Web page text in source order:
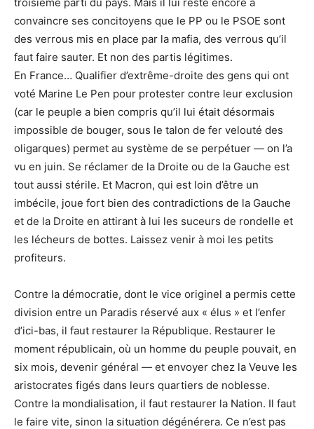
convaincre ses concitoyens que le PP ou le PSOE sont
des verrous mis en place par la mafia, des verrous qu’il
faut faire sauter. Et non des partis légitimes.
En France… Qualifier d’extrême-droite des gens qui ont
voté Marine Le Pen pour protester contre leur exclusion
(car le peuple a bien compris qu’il lui était désormais
impossible de bouger, sous le talon de fer velouté des
oligarques) permet au système de se perpétuer — on l’a
vu en juin. Se réclamer de la Droite ou de la Gauche est
tout aussi stérile. Et Macron, qui est loin d’être un
imbécile, joue fort bien des contradictions de la Gauche
et de la Droite en attirant à lui les suceurs de rondelle et
les lécheurs de bottes. Laissez venir à moi les petits
profiteurs.
Contre la démocratie, dont le vice originel a permis cette
division entre un Paradis réservé aux « élus » et l’enfer
d’ici-bas, il faut restaurer la République. Restaurer le
moment républicain, où un homme du peuple pouvait, en
six mois, devenir général — et envoyer chez la Veuve les
aristocrates figés dans leurs quartiers de noblesse.
Contre la mondialisation, il faut restaurer la Nation. Il faut
le faire vite, sinon la situation dégénérera. Ce n’est pas